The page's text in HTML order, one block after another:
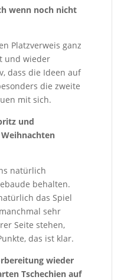
wenn noch nicht
Platzverweis ganz
und wieder
dass die Ideen auf
die zweite
mit sich.
und
natürlich
behalten.
das Spiel
sehr
Seite stehen,
das ist klar.
wieder
Tschechien auf